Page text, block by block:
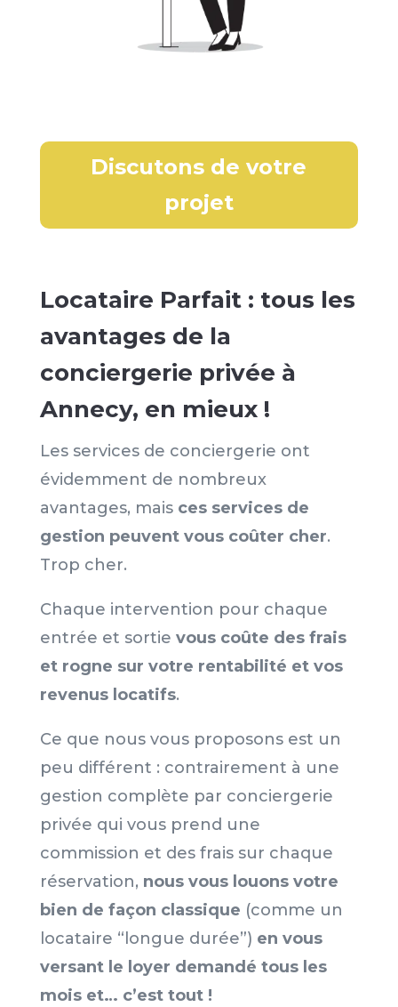
Discutons de votre
projet
Locataire Parfait : tous les
avantages de la
conciergerie privée à
Annecy, en mieux !
Les services de conciergerie ont
évidemment de nombreux
avantages, mais ces services de
gestion peuvent vous coûter cher.
Trop cher.
Chaque intervention pour chaque
entrée et sortie vous coûte des frais
et rogne sur votre rentabilité et vos
revenus locatifs.
Ce que nous vous proposons est un
peu différent : contrairement à une
gestion complète par conciergerie
privée qui vous prend une
commission et des frais sur chaque
réservation, nous vous louons votre
bien de façon classique (comme un
locataire “longue durée”) en vous
versant le loyer demandé tous les
mois et… c’est tout !